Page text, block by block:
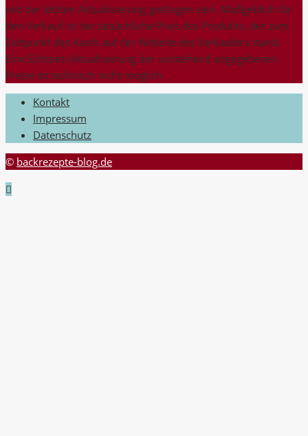
seit der letzten Aktualisierung gestiegen sein. Maßgeblich für
den Verkauf ist der tatsächliche Preis des Produkts, der zum
Zeitpunkt des Kaufs auf der Website des Verkäufers stand.
Eine Echtzeit-Aktualisierung der vorstehend angegebenen
Preise ist technisch nicht möglich.
Kontakt
Impressum
Datenschutz
© backrezepte-blog.de